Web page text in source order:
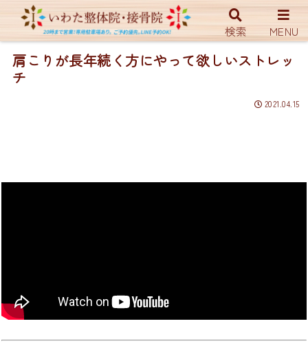
ホーム YouTUBE
肩こりが長年続く方にやって欲しいストレッ
チ
2021.04.15
検索 MENU